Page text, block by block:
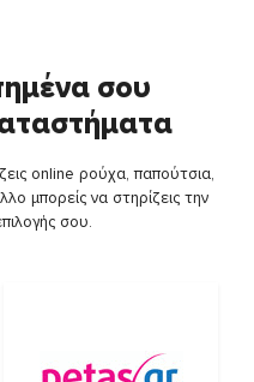
σου
online ρούχα, παπούτσια,
μπορείς να στηρίζεις την
σου.